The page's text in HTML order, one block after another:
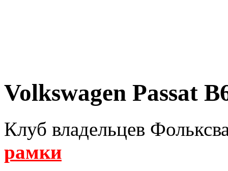
Volkswagen Passat
Клуб владельцев
рамки